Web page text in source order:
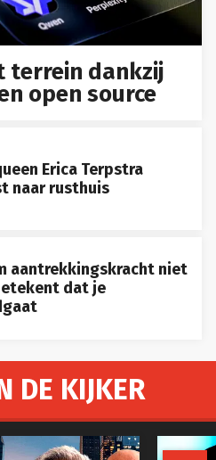
terrein dankzij
open source
Erica Terpstra
naar rusthuis
aantrekkingskracht niet
dat je
DE KIJKER